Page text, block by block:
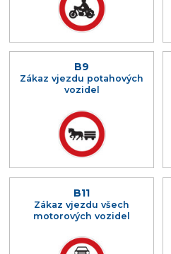
B9
Zákaz vjezdu potahových
vozidel
B11
Zákaz vjezdu všech
motorových vozidel